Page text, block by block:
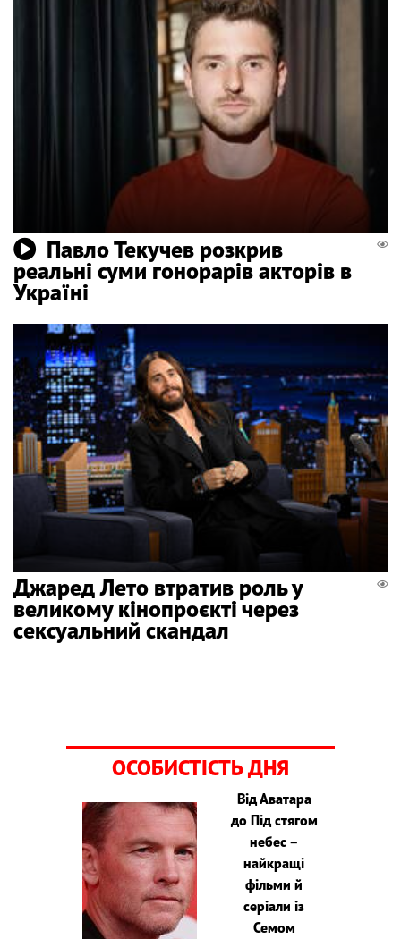
Павло Текучев розкрив
реальні суми гонорарів акторів в
Україні
Джаред Лето втратив роль у
великому кінопроєкті через
сексуальний скандал
ОСОБИСТІСТЬ ДНЯ
Від Аватара
до Під стягом
небес –
найкращі
фільми й
серіали із
Семом